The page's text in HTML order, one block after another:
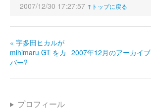
2007/12/30 17:27:57 ↑トップに戻る
« 宇多田ヒカルが
mihimaru GT をカ
バー?
2007年12月のアーカイブ
プロフィール